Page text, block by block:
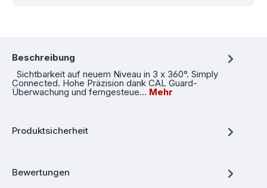
Beschreibung
Sichtbarkeit auf neuem Niveau in 3 x 360°. Simply
Connected. Hohe Präzision dank CAL Guard-
Überwachung und ferngesteue… Mehr
Produktsicherheit
Bewertungen